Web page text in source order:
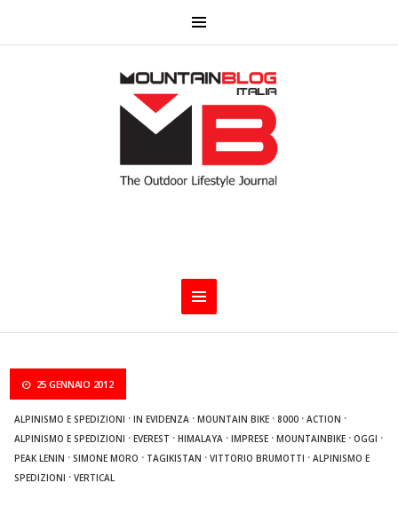
25 GENNAIO 2012
ALPINISMO E SPEDIZIONI ·IN EVIDENZA ·MOUNTAIN BIKE ·8000 ·ACTION ·
ALPINISMO E SPEDIZIONI ·EVEREST ·HIMALAYA ·IMPRESE ·MOUNTAINBIKE ·OGGI ·
PEAK LENIN ·SIMONE MORO · TAGIKISTAN ·VITTORIO BRUMOTTI ·ALPINISMO E
SPEDIZIONI ·VERTICAL